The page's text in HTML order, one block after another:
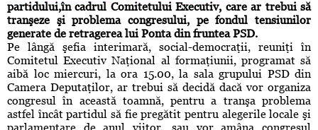
partidului,în cadrul Comitetului Executiv, care ar trebui să
tranşeze şi problema congresului, pe fondul tensiunilor
generate de retragerea lui Ponta din fruntea PSD.
Pe lângă şefia interimară, social-democraţii, reuniţi în
Comitetul Executiv Naţional al formaţiunii, programat să
aibă loc miercuri, la ora 15.00, la sala grupului PSD din
Camera Deputaţilor, ar trebui să decidă dacă vor organiza
congresul în această toamnă, pentru a tranşa problema
astfel încât partidul să fie pregătit pentru alegerile locale şi